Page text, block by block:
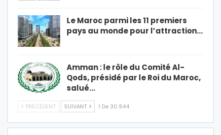
Le Maroc parmi les 11 premiers
pays au monde pour l’attraction…
Amman : le rôle du Comité Al-
Qods, présidé par le Roi du Maroc,
salué…
PRÉCÉDENT SUIVANT 1 De 30 844